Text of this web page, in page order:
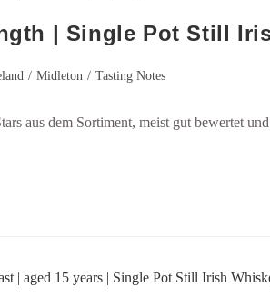
| Single Pot Still
/ Midleton / Tasting Notes
aus dem Sortiment, meist gut bewertet